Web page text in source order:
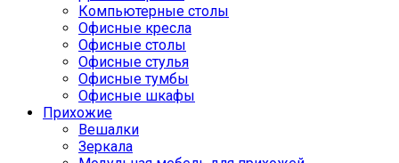
Компьютерные столы
Офисные кресла
Офисные столы
Офисные стулья
Офисные тумбы
Офисные шкафы
Прихожие
Вешалки
Зеркала